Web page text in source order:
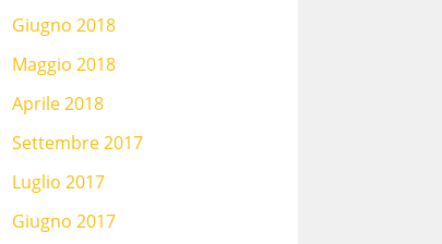
Giugno 2018
Maggio 2018
Aprile 2018
Settembre 2017
Luglio 2017
Giugno 2017